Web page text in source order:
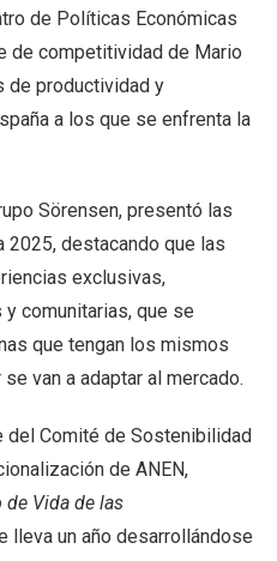
de Políticas Económicas
de competitividad de Mario
de productividad y
a los que se enfrenta la
Sörensen, presentó las
2025, destacando que las
exclusivas,
comunitarias, que se
que tengan los mismos
van a adaptar al mercado.
Comité de Sostenibilidad
de ANEN,
Vida de las
lleva un año desarrollándose